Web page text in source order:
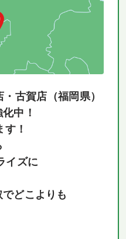
古賀店（福岡県）
中！
！
イズに
どこよりも